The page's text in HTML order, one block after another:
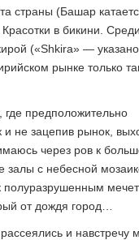
страны (Башар
в бикини. Среди
(«Shkira» — указано
рынке только
предположительно
и не зацепив рынок,
через ров к
с небесной
полуразрушенным
от дождя город…
и навстречу